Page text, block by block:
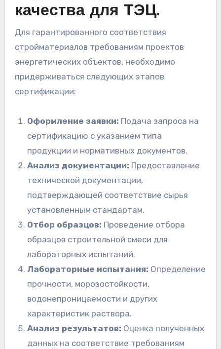
качества для ТЭЦ.
Для гарантированного соответствия
стройматериалов требованиям проектов
энергетических объектов, необходимо
придерживаться следующих этапов
сертификации:
Оформление заявки: Подача запроса на
сертификацию с указанием типа
продукции и нормативных документов.
Анализ документации: Предоставление
технической документации,
подтверждающей соответствие сырья
установленным стандартам.
Отбор образцов: Проведение отбора
образцов строительной смеси для
лабораторных испытаний.
Лабораторные испытания: Определение
прочности, морозостойкости,
водонепроницаемости и других
характеристик раствора.
Анализ результатов: Оценка полученных
данных на соответствие требованиям